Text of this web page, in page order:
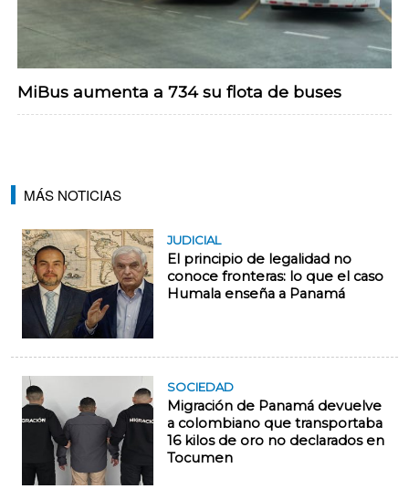
MiBus aumenta a 734 su flota de buses
MÁS NOTICIAS
JUDICIAL
El principio de legalidad no
conoce fronteras: lo que el caso
Humala enseña a Panamá
SOCIEDAD
Migración de Panamá devuelve
a colombiano que transportaba
16 kilos de oro no declarados en
Tocumen